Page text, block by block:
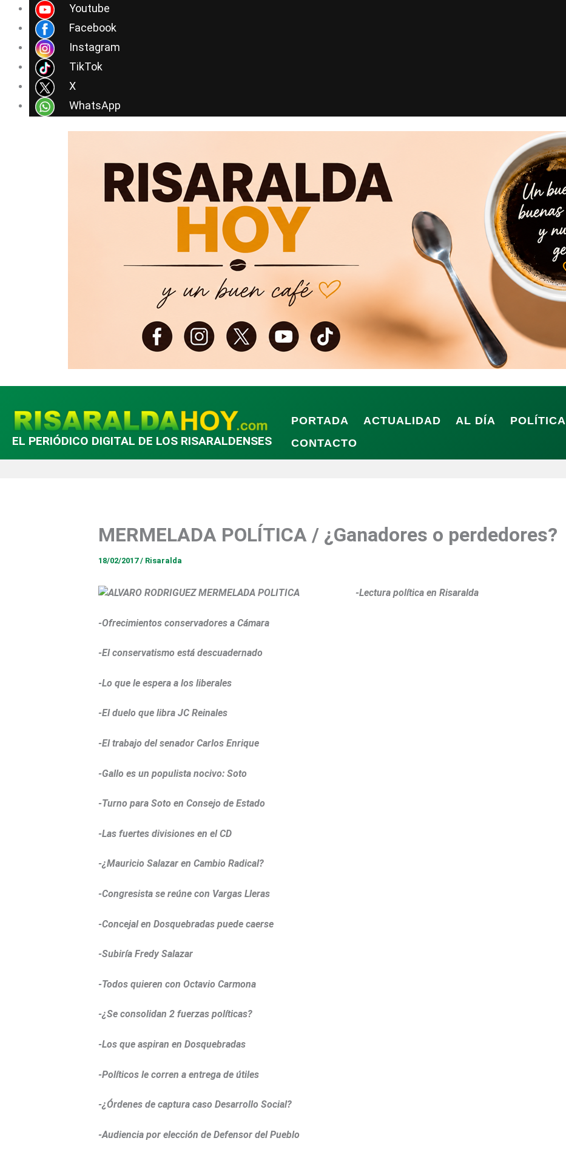
Youtube
Facebook
Instagram
TikTok
X
WhatsApp
contenido
EL PERIÓDICO DIGITAL DE LOS RISARALDENSES
PORTADA ACTUALIDAD AL DÍA POLÍTICA
CONTACTO
MERMELADA POLÍTICA / ¿Ganadores o perdedores?
18/02/2017/ Risaralda
-Lectura política en Risaralda
-Ofrecimientos conservadores a Cámara
-El conservatismo está descuadernado
-Lo que le espera a los liberales
-El duelo que libra JC Reinales
-El trabajo del senador Carlos Enrique
-Gallo es un populista nocivo: Soto
-Turno para Soto en Consejo de Estado
-Las fuertes divisiones en el CD
-¿Mauricio Salazar en Cambio Radical?
-Congresista se reúne con Vargas Lleras
-Concejal en Dosquebradas puede caerse
-Subiría Fredy Salazar
-Todos quieren con Octavio Carmona
-¿Se consolidan 2 fuerzas políticas?
-Los que aspiran en Dosquebradas
-Políticos le corren a entrega de útiles
-¿Órdenes de captura caso Desarrollo Social?
-Audiencia por elección de Defensor del Pueblo